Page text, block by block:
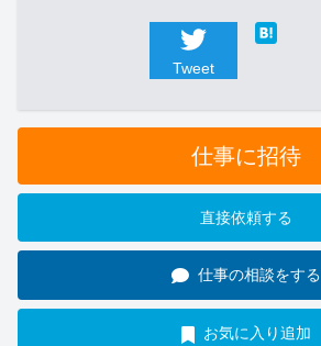
Tweet
仕事に招待
直接依頼する
仕事の相談をする
お気に入り追加